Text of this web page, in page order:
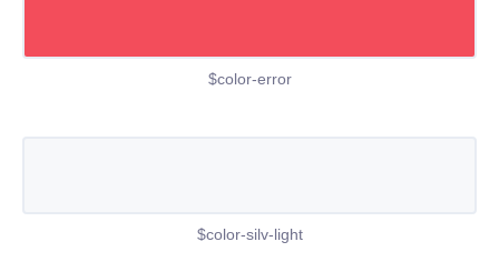
$color-error
$color-silv-light